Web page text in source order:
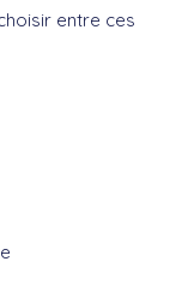
entre ces